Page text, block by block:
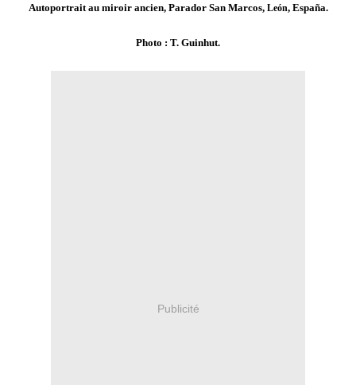
Autoportrait au miroir ancien, Parador San Marcos, León, España.
Photo : T. Guinhut.
Publicité